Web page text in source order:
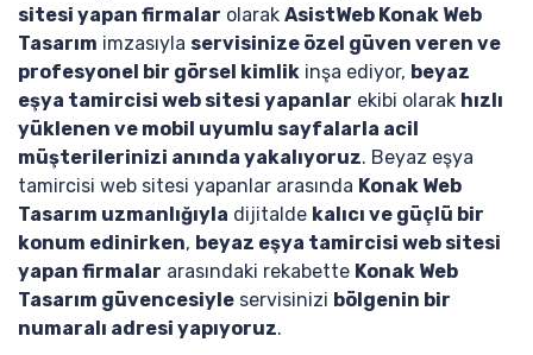
sitesi yapan firmalar olarak AsistWeb Konak Web
Tasarım imzasıyla servisinize özel güven veren ve
profesyonel bir görsel kimlik inşa ediyor, beyaz
eşya tamircisi web sitesi yapanlar ekibi olarak hızlı
yüklenen ve mobil uyumlu sayfalarla acil
müşterilerinizi anında yakalıyoruz. Beyaz eşya
tamircisi web sitesi yapanlar arasında Konak Web
Tasarım uzmanlığıyla dijitalde kalıcı ve güçlü bir
konum edinirken, beyaz eşya tamircisi web sitesi
yapan firmalar arasındaki rekabette Konak Web
Tasarım güvencesiyle servisinizi bölgenin bir
numaralı adresi yapıyoruz.